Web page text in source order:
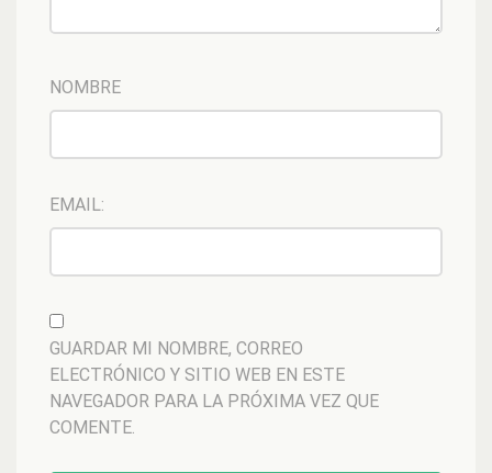
NOMBRE
EMAIL:
GUARDAR MI NOMBRE, CORREO
ELECTRÓNICO Y SITIO WEB EN ESTE
NAVEGADOR PARA LA PRÓXIMA VEZ QUE
COMENTE.